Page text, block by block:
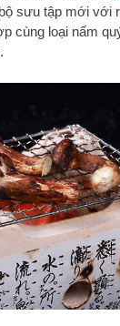
sưu tập mới với
cùng loại nấm